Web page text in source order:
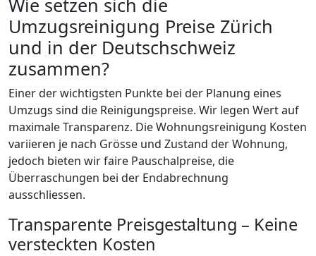
Umzugsreinigung Preise Zürich
und in der Deutschschweiz
zusammen?
Einer der wichtigsten Punkte bei der Planung eines
Umzugs sind die Reinigungspreise. Wir legen Wert auf
maximale Transparenz. Die Wohnungsreinigung Kosten
variieren je nach Grösse und Zustand der Wohnung,
jedoch bieten wir faire Pauschalpreise, die
Überraschungen bei der Endabrechnung
ausschliessen.
Transparente Preisgestaltung – Keine
versteckten Kosten